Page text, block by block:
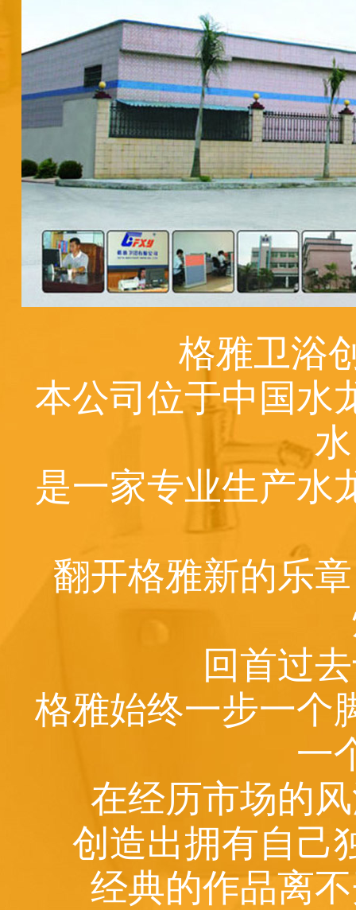
格雅卫浴
本公司位于中国水
是一家专业生产水
翻开格雅新的乐
回首过
格雅始终一步一个
一
在经历市场的
创造出拥有自己
经典的作品离